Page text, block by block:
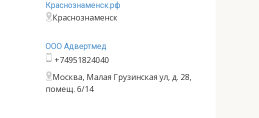
Краснознаменск.рф
Краснознаменск
ООО Адвертмед
+74951824040
Москва, Малая Грузинская ул, д. 28,
помещ. 6/14